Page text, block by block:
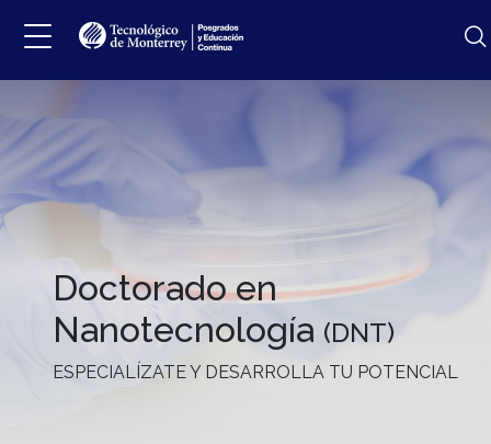
Doctorado en
Nanotecnología (DNT)
ESPECIALÍZATE Y DESARROLLA TU POTENCIAL